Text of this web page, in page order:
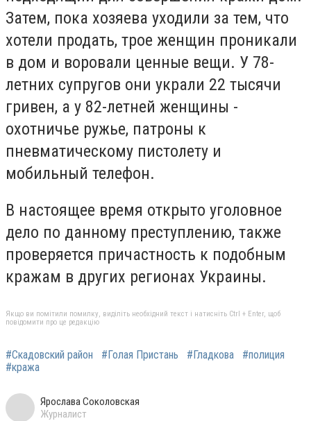
Затем, пока хозяева уходили за тем, что
хотели продать, трое женщин проникали
в дом и воровали ценные вещи. У 78-
летних супругов они украли 22 тысячи
гривен, а у 82-летней женщины -
охотничье ружье, патроны к
пневматическому пистолету и
мобильный телефон.
В настоящее время открыто уголовное
дело по данному преступлению, также
проверяется причастность к подобным
кражам в других регионах Украины.
Якщо ви помітили помилку, виділіть необхідний текст і натисніть Ctrl + Enter, щоб
повідомити про це редакцію
#Скадовский район #Голая Пристань #Гладкова
#полиция
#кража
Ярослава Соколовская
Журналист